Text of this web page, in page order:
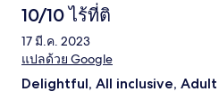
10/10 ไร้ที่ติ
17 มี.ค. 2023
แปลด้วย Google
Delightful, All inclusive,